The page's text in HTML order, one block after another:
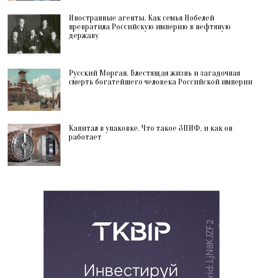
Иностранные агенты. Как семья Нобелей
превратила Российскую империю в нефтяную
державу
Русский Морган. Блестящая жизнь и загадочная
смерть богатейшего человека Российской империи
Капитал в упаковке. Что такое ЗПИФ, и как он
работает